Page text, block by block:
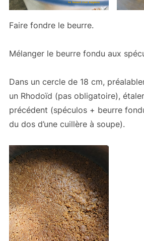
Faire fondre le beurre.
Mélanger le beurre fondu aux
Dans un cercle de 18 cm,
un Rhodoïd (pas obligatoire),
précédent (spéculos + beurre
du dos d’une cuillère à soupe).